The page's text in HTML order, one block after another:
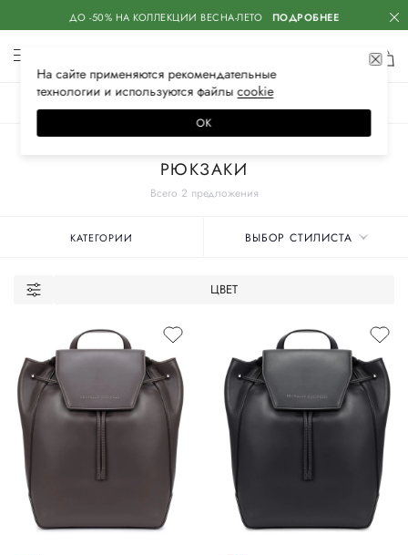
ДО -50% НА КОЛЛЕКЦИИ ВЕСНА-ЛЕТО ПОДРОБНЕЕ
Всего 2 предложения
РЮКЗАКИ
КАТЕГОРИИ ВЫБОР СТИЛИСТА
ЦВЕТ
На сайте применяются рекомендательные
технологии и используются файлысооkiе
ОК